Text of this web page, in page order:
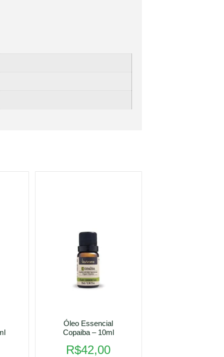
Óleo Essencial
Copaiba – 10ml
R$42,00